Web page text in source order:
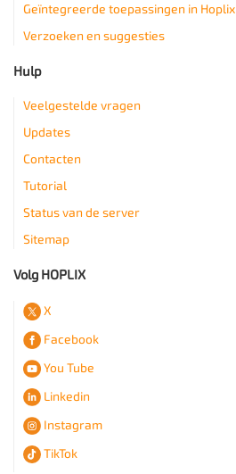
Geïntegreerde toepassingen in Hoplix
Verzoeken en suggesties
Hulp
Veelgestelde vragen
Updates
Contacten
Tutorial
Status van de server
Sitemap
Volg HOPLIX
X
Facebook
You Tube
Linkedin
Instagram
TikTok